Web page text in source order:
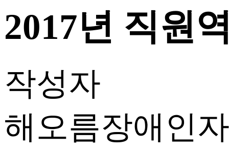
2017년 직원
작성자
해오름장애인